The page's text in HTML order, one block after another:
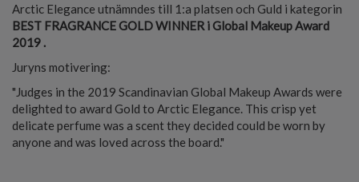
Arctic Elegance utnämndes till 1:a platsen och Guld i kategorin
BEST FRAGRANCE GOLD WINNER i Global Makeup Award
2019 .
Juryns motivering:
"Judges in the 2019 Scandinavian Global Makeup Awards were
delighted to award Gold to Arctic Elegance. This crisp yet
delicate perfume was a scent they decided could be worn by
anyone and was loved across the board."